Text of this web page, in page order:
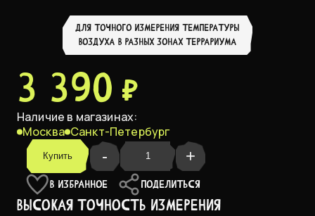
3 390 ₽
Наличие в магазинах:
Москва Санкт-Петербург
Купить - +
В ИЗБРАННОЕ ПОДЕЛИТЬСЯ
ДЛЯ ТОЧНОГО ИЗМЕРЕНИЯ ТЕМПЕРАТУРЫ
ВОЗДУХА В РАЗНЫХ ЗОНАХ ТЕРРАРИУМА
Высокая точность измерения